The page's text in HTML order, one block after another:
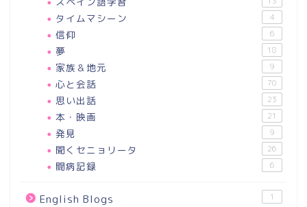
タイムマシーン 4
信仰 6
夢 18
家族＆地元 9
心と会話 70
思い出話 23
本・映画 21
発見 9
聞くセニョリータ 26
闘病記録 6
English Blogs 1